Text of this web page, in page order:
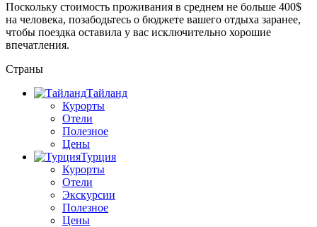
Поскольку стоимость проживания в среднем не больше 400$
на человека, позабодьтесь о бюджете вашего отдыха заранее,
чтобы поездка оставила у вас исключительно хорошие
впечатления.
Страны
Тайланд
Курорты
Отели
Полезное
Цены
Турция
Курорты
Отели
Экскурсии
Полезное
Цены